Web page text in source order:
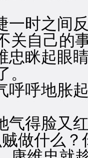
之间反
关自己的
眯起眼睛
呼地胀起
得脸又红
做什么